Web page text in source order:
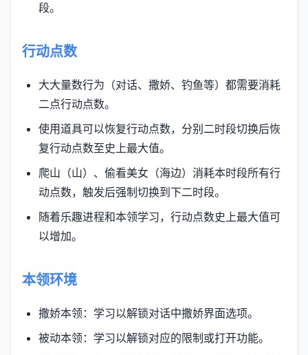
段。
行动点数
大大量数行为（对话、撒娇、钓鱼等）都需要消耗
二点行动点数。
使用道具可以恢复行动点数，分别二时段切换后恢
复行动点数至史上最大值。
爬山（山）、偷看美女（海边）消耗本时段所有行
动点数，触发后强制切换到下二时段。
随着乐趣进程和本领学习，行动点数史上最大值可
以增加。
本领环境
撒娇本领：学习以解锁对话中撒娇界面选项。
被动本领：学习以解锁对应的限制或打开功能。